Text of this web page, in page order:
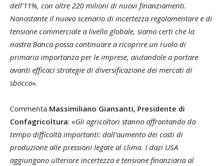
dell’11%, con oltre 220 milioni di nuovi finanziamenti.
Nonostante il nuovo scenario di incertezza regolamentare e di
tensione commerciale a livello globale, siamo certi che la
nostra Banca possa continuare a ricoprire un ruolo di
primaria importanza per le imprese, aiutandole a portare
avanti efficaci strategie di diversificazione dei mercati di
sbocco».
Commenta Massimiliano Giansanti, Presidente di
Confagricoltura: «Gli agricoltori stanno affrontando da
tempo difficoltà importanti: dall’aumento dei costi di
produzione alle pressioni legate al clima. I dazi USA
aggiungono ulteriore incertezza e tensione finanziaria al